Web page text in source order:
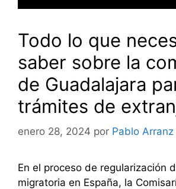
Todo lo que
saber sobre la
de Guadalajara
trámites de
enero 28, 2024 por Pablo Arranz
En el proceso de regularización
migratoria en España, la